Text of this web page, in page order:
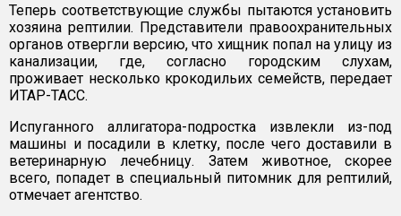
Теперь соответствующие службы пытаются установить
хозяина рептилии. Представители правоохранительных
органов отвергли версию, что хищник попал на улицу из
канализации, где, согласно городским слухам,
проживает несколько крокодильих семейств, передает
ИТАР-ТАСС.
Испуганного аллигатора-подростка извлекли из-под
машины и посадили в клетку, после чего доставили в
ветеринарную лечебницу. Затем животное, скорее
всего, попадет в специальный питомник для рептилий,
отмечает агентство.